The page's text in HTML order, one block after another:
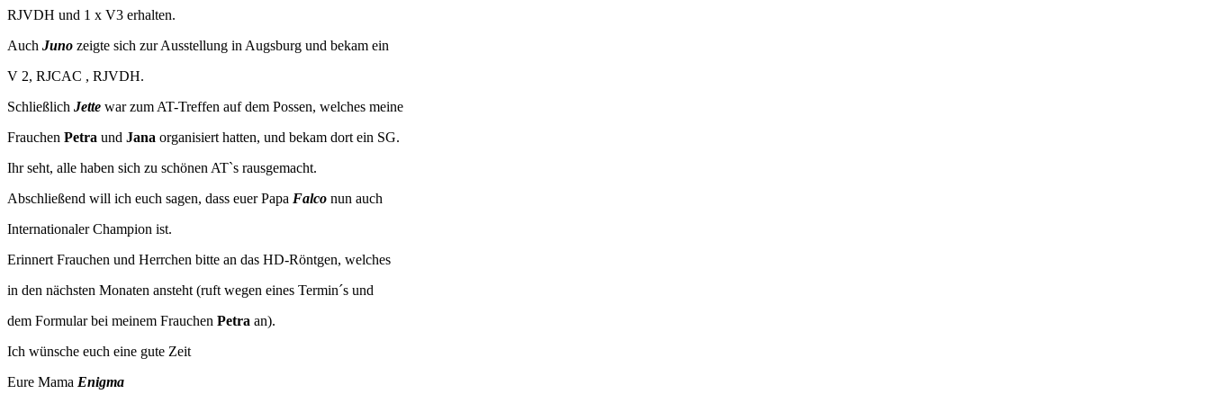
RJVDH und 1 x V3 erhalten.
Auch Juno zeigte sich zur Ausstellung in Augsburg und bekam ein
V 2, RJCAC , RJVDH.
Schließlich Jette war zum AT-Treffen auf dem Possen, welches meine
Frauchen Petra und Jana organisiert hatten, und bekam dort ein SG.
Ihr seht, alle haben sich zu schönen AT`s rausgemacht.
Abschließend will ich euch sagen, dass euer Papa Falco nun auch
Internationaler Champion ist.
Erinnert Frauchen und Herrchen bitte an das HD-Röntgen, welches
in den nächsten Monaten ansteht (ruft wegen eines Termin´s und
dem Formular bei meinem Frauchen Petra an).
Ich wünsche euch eine gute Zeit
Eure Mama Enigma